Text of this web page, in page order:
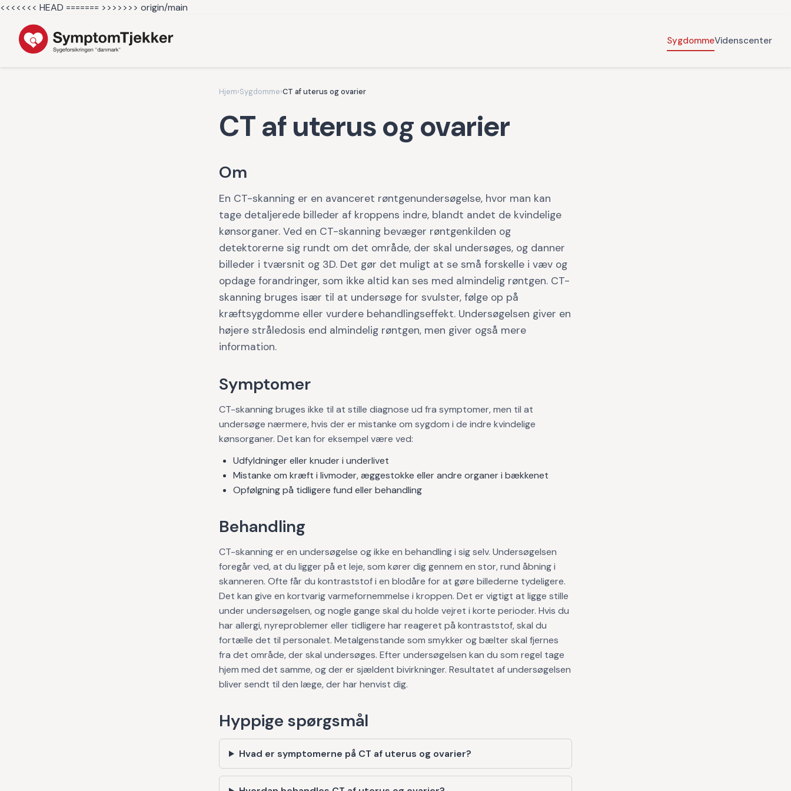
<<<<<<< HEAD ======= >>>>>>> origin/main
SygdommeVidenscenter
Hjem›Sygdomme›CT af uterus og ovarier
CT af uterus og ovarier
Om
En CT-skanning er en avanceret røntgenundersøgelse, hvor man kan
tage detaljerede billeder af kroppens indre, blandt andet de kvindelige
kønsorganer. Ved en CT-skanning bevæger røntgenkilden og
detektorerne sig rundt om det område, der skal undersøges, og danner
billeder i tværsnit og 3D. Det gør det muligt at se små forskelle i væv og
opdage forandringer, som ikke altid kan ses med almindelig røntgen. CT-
skanning bruges især til at undersøge for svulster, følge op på
kræftsygdomme eller vurdere behandlingseffekt. Undersøgelsen giver en
højere stråledosis end almindelig røntgen, men giver også mere
information.
Symptomer
CT-skanning bruges ikke til at stille diagnose ud fra symptomer, men til at
undersøge nærmere, hvis der er mistanke om sygdom i de indre kvindelige
kønsorganer. Det kan for eksempel være ved:
Udfyldninger eller knuder i underlivet
Mistanke om kræft i livmoder, æggestokke eller andre organer i bækkenet
Opfølgning på tidligere fund eller behandling
Behandling
CT-skanning er en undersøgelse og ikke en behandling i sig selv. Undersøgelsen
foregår ved, at du ligger på et leje, som kører dig gennem en stor, rund åbning i
skanneren. Ofte får du kontraststof i en blodåre for at gøre billederne tydeligere.
Det kan give en kortvarig varmefornemmelse i kroppen. Det er vigtigt at ligge stille
under undersøgelsen, og nogle gange skal du holde vejret i korte perioder. Hvis du
har allergi, nyreproblemer eller tidligere har reageret på kontraststof, skal du
fortælle det til personalet. Metalgenstande som smykker og bælter skal fjernes
fra det område, der skal undersøges. Efter undersøgelsen kan du som regel tage
hjem med det samme, og der er sjældent bivirkninger. Resultatet af undersøgelsen
bliver sendt til den læge, der har henvist dig.
Hyppige spørgsmål
Hvad er symptomerne på CT af uterus og ovarier?